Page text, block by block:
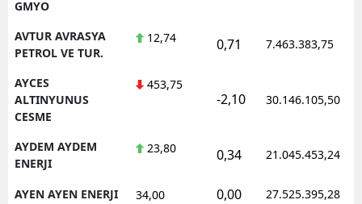
GMYO
AVTUR AVRASYA
PETROL VE TUR.
12,74 0,71 7.463.383,75
AYCES
ALTINYUNUS
CESME
453,75
-2,10 30.146.105,50
AYDEM AYDEM
ENERJI
23,80 0,34 21.045.453,24
AYEN AYEN ENERJI 34,00 0,00 27.525.395,28